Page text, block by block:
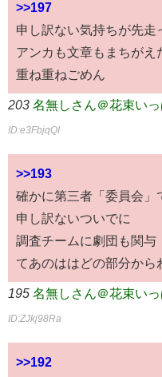
>>197
申し訳ない気持ちが先走
アンカも文章もまちがえ
重ね重ねごめん
203 名無しさん＠花束いっ
ID:e3FbjqQI
>>193
確かに第三者「委員会」
申し訳ないついでに
調査チームに劇団も関与
てあのははどの部分から
195 名無しさん＠花束いっ
ID:ZJkj98Ra
>>192